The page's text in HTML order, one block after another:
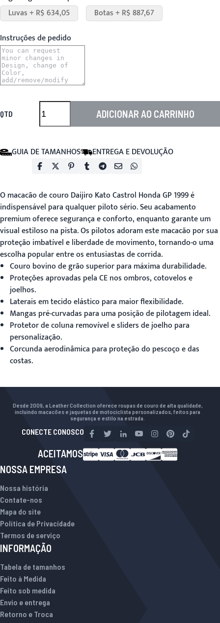
Luvas + R$ 634,05
Botas + R$ 887,67
Instruções de pedido
QTD ADICIONAR AO CARRINHO
GUIA DE TAMANHOS ENTREGA E DEVOLUÇÃO
O macacão de couro Daijiro Kato Castrol Honda GP 1999 é
indispensável para qualquer piloto sério. Seu acabamento
premium oferece segurança e conforto, enquanto garante um
visual estiloso na pista. Os pilotos adoram este macacão por sua
proteção imbatível e liberdade de movimento, tornando-o uma
escolha popular entre os entusiastas de corrida.
Couro bovino de grão superior para máxima durabilidade.
Proteções aprovadas pela CE nos ombros, cotovelos e
joelhos.
Laterais em tecido elástico para maior flexibilidade.
Mangas pré-curvadas para uma posição de pilotagem ideal.
Protetor de coluna removível e sliders de joelho para
personalização.
Corcunda aerodinâmica para proteção do pescoço e das
costas.
Desde 2009, a Leather Collection oferece roupas de couro de alta qualidade,
incluindo macacões e jaquetas de motociclista personalizados, feitos para
segurança e estilo na estrada.
CONECTE CONOSCO
ACEITAMOS
NOSSA EMPRESA
Nossa história
Contate-nos
Mapa do site
Política de Privacidade
Termos de serviço
INFORMAÇÃO
Tabela de tamanhos
Feito à Medida
Feito sob medida
Envio e entrega
Retorno e Troca